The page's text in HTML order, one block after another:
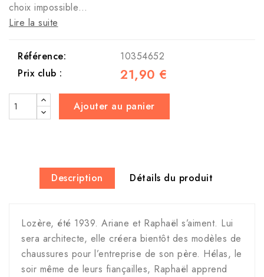
choix impossible…
Lire la suite
Référence:
10354652
Prix club :
21,90 €
Ajouter au panier
Description Détails du produit
Lozère, été 1939. Ariane et Raphaël s’aiment. Lui
sera architecte, elle créera bientôt des modèles de
chaussures pour l’entreprise de son père. Hélas, le
soir même de leurs fiançailles, Raphaël apprend